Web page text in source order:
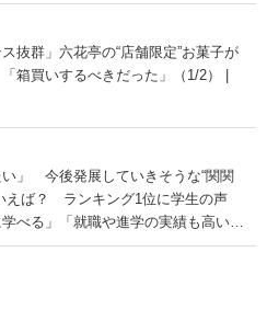
抜群」六花亭の“店舗限定”お菓子が
箱買いするべきだった」（1/2） |
い」 今後発展していきそうな“関関
えば？ ランキング1位に学生の声
べる」「就職や進学の実績も高い」